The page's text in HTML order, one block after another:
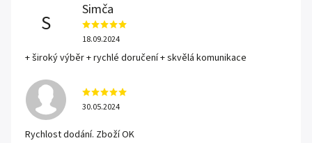
S
Simča
18.09.2024
+ široký výběr + rychlé doručení + skvělá komunikace
30.05.2024
Rychlost dodání. Zboží OK